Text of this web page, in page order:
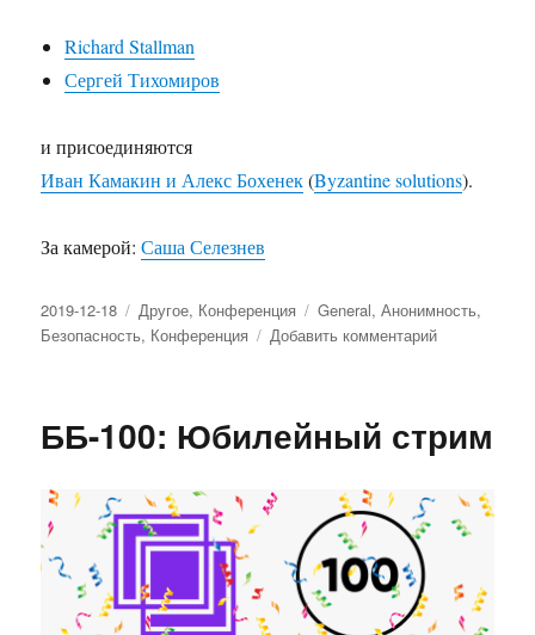
Richard Stallman
Сергей Тихомиров
и присоединяются
Иван Камакин и Алекс Бохенек(Byzantine solutions).
За камерой:Саша Селезнев
Опубликовано
2019-12-18 Рубрики
Другое, Конференция Метки
General,Анонимность,
Безопасность, Конференция Добавить комментарий
Ричард
Project,
Free
Movement)
ББ-100: Юбилейный стрим